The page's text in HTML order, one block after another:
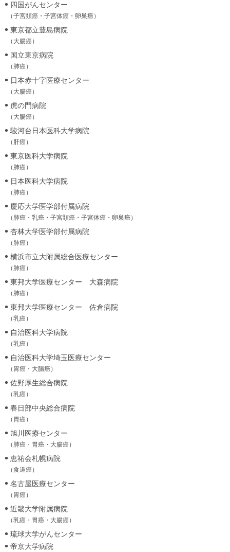
四国がんセンター
（子宮頚癌・子宮体癌・卵巣癌）
東京都立豊島病院
（大腸癌）
国立東京病院
（肺癌）
日本赤十字医療センター
（大腸癌）
虎の門病院
（大腸癌）
駿河台日本医科大学病院
（肝癌）
東京医科大学病院
（肺癌）
日本医科大学病院
（肺癌）
慶応大学医学部付属病院
（肺癌・乳癌・子宮頚癌・子宮体癌・卵巣癌）
杏林大学医学部付属病院
（肺癌）
横浜市立大附属総合医療センター
（肺癌）
東邦大学医療センター 大森病院
（肺癌）
東邦大学医療センター 佐倉病院
（乳癌）
自治医科大学病院
（乳癌）
自治医科大学埼玉医療センター
（胃癌・大腸癌）
佐野厚生総合病院
（乳癌）
春日部中央総合病院
（胃癌）
旭川医療センター
（肺癌・胃癌・大腸癌）
恵祐会札幌病院
（食道癌）
名古屋医療センター
（胃癌）
近畿大学附属病院
（乳癌・胃癌・大腸癌）
琉球大学がんセンター
帝京大学病院